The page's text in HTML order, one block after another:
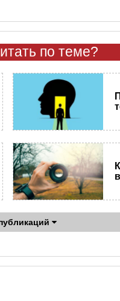
по теме?